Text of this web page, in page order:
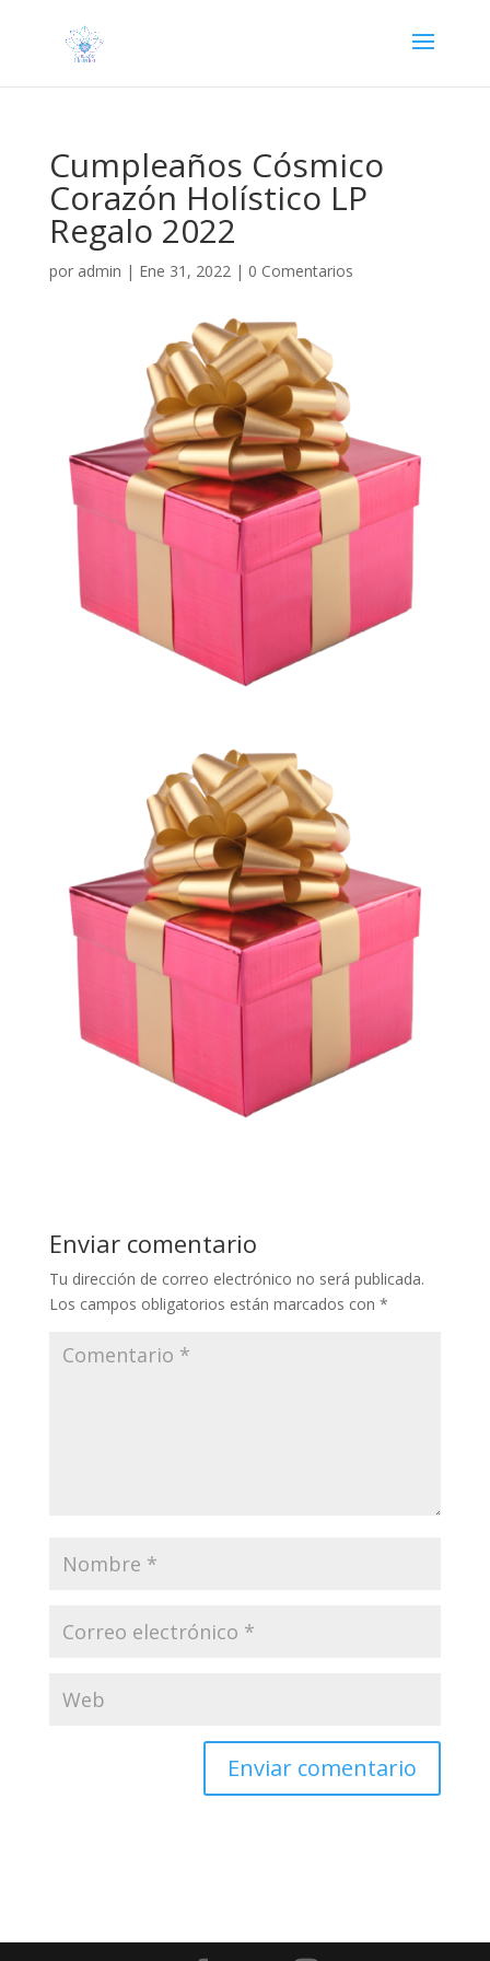
Cumpleaños Cósmico
Corazón Holístico LP
Regalo 2022
por admin | Ene 31, 2022| 0 Comentarios
Enviar comentario
Tu dirección de correo electrónico no será publicada.
Los campos obligatorios están marcados con *